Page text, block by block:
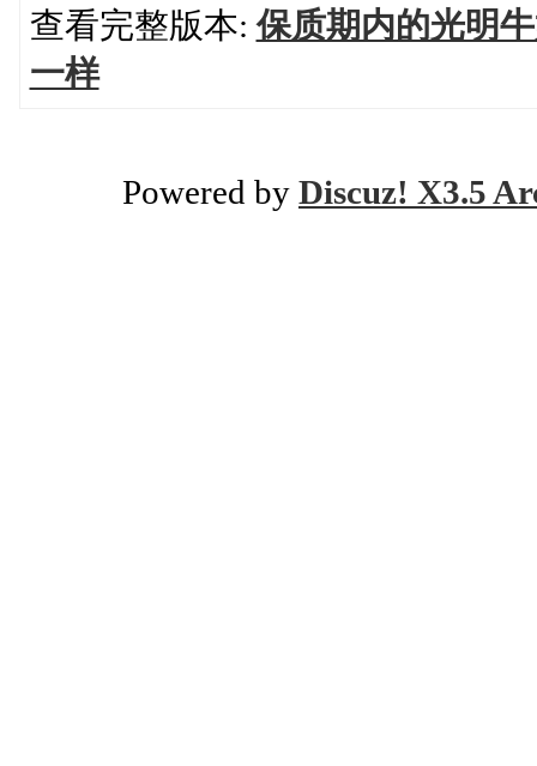
查看完整版本:保质期内的光明
一样
Powered by Discuz! X3.5